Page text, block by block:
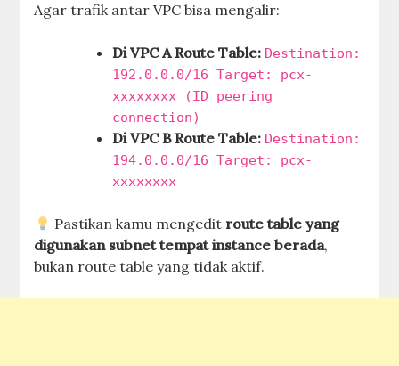
Agar trafik antar VPC bisa mengalir:
Di VPC A Route Table: Destination:
192.0.0.0/16 Target: pcx-
xxxxxxxx (ID peering
connection)
Di VPC B Route Table: Destination:
194.0.0.0/16 Target: pcx-
xxxxxxxx
Pastikan kamu mengedit route table yang
digunakan subnet tempat instance berada,
bukan route table yang tidak aktif.